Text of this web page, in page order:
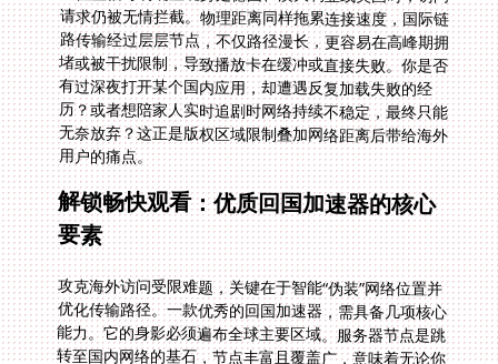
用户的痛点。
解锁畅快观看：优质回国加速器的核心
要素
攻克海外访问受限难题，关键在于智能“伪装”网络位置并
优化传输路径。一款优秀的回国加速器，需具备几项核心
能力。它的身影必须遍布全球主要区域。服务器节点是跳
转至国内网络的基石，节点丰富且覆盖广，意味着无论你
在美国芝加哥、英国伦敦，还是新加坡、加拿大，都能快
速接入最近节点。更重要的是技术团队持续优化筛选最优
路线，避免拥堵，实现毫秒级连接切换。无论是周末在家
追剧，还是旅途中在机场打开平板或手机收看，都能稳定
切换观看设备。支持全平台使用更是基础中的基础，让你
在Android电视盒子、iPhone手机、MacBook笔记本或
Windows台式机间自由切换，甚至支持多个设备同时在